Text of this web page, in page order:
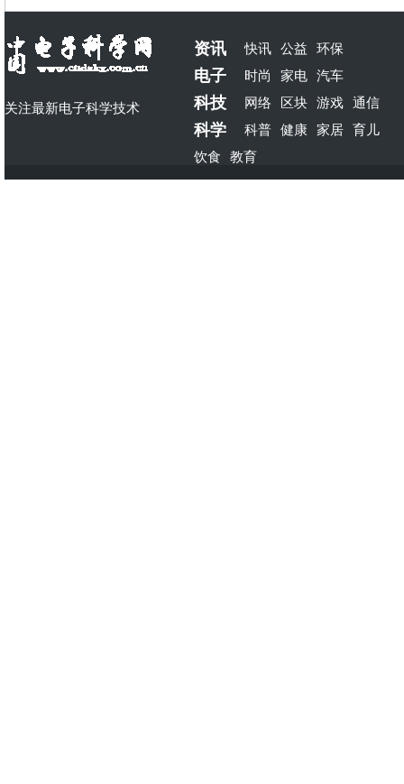
关注最新电子科学技术
资讯 快讯 公益 环保
电子 时尚 家电 汽车
科技 网络 区块 游戏 通信
科学 科普 健康 家居 育儿
饮食 教育